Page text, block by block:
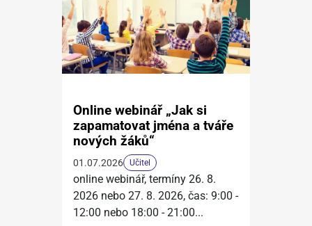
Online webinář „Jak si
zapamatovat jména a tváře
nových žáků“
01.07.2026 Učitel
online webinář, termíny 26. 8.
2026 nebo 27. 8. 2026, čas: 9:00 -
12:00 nebo 18:00 - 21:00...